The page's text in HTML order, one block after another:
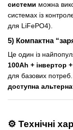
системи можна
системах із
для LiFePO4).
5) Компактна
Це один із
100Ah + інвертор
для базових
доступна
⚙️ Технічні